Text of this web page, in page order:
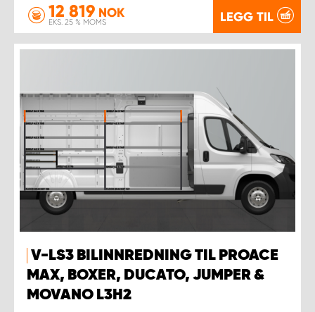
12 819 NOK
EKS. 25 % MOMS LEGG TIL
V-LS3 BILINNREDNING TIL PROACE
MAX, BOXER, DUCATO, JUMPER &
MOVANO L3H2